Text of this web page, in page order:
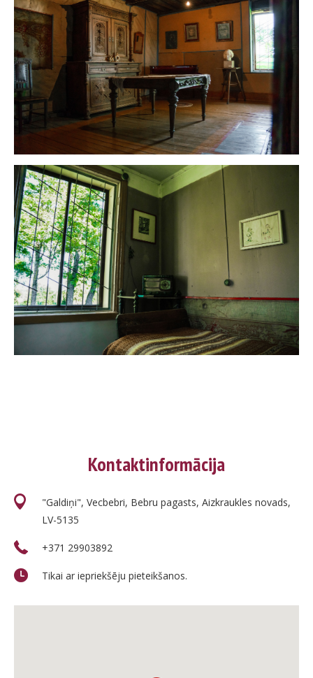
Kontaktinformācija
"Galdiņi", Vecbebri, Bebru pagasts, Aizkraukles novads,
LV-5135
+371 29903892
Tikai ar iepriekšēju pieteikšanos.